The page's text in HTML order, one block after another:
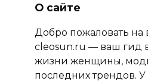
О сайте
Добро пожаловать на
cleosun.ru — ваш гид
жизни женщины,
последних трендов. У